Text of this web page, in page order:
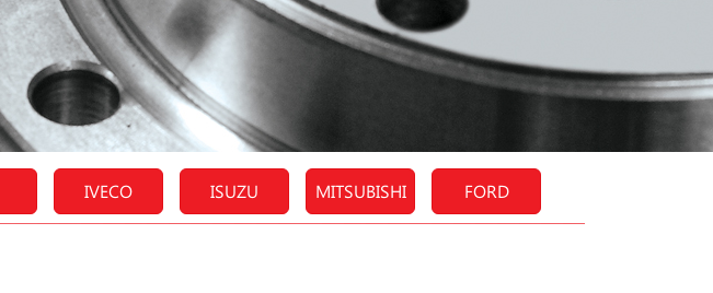
IVECO ISUZU MITSUBISHI FORD